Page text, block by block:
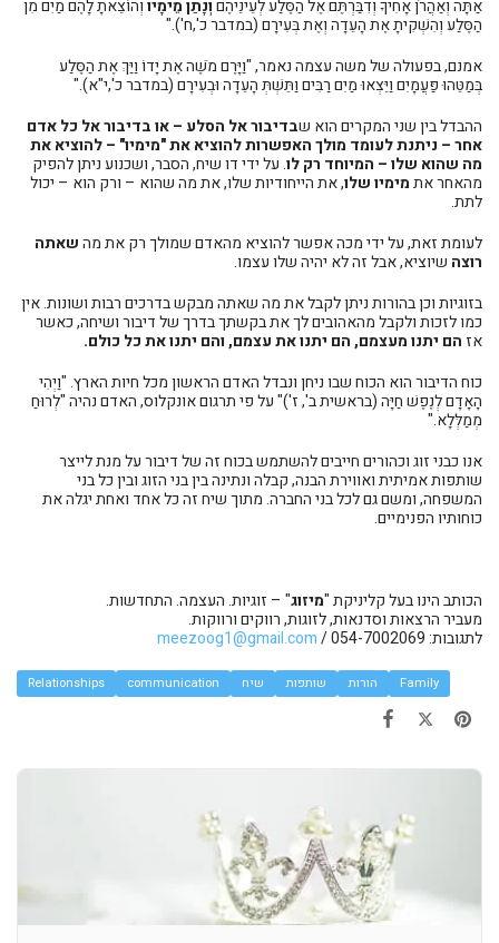
אַתָּה וְאַהֲרֹן אָחִיךָ וְדִבַּרְתֶּם אֶל הַסֶּלַע לְעֵינֵיהֶםוְנָתַן מֵימָיווְהוֹצֵאתָ לָהֶם מַיִם מִן
הַסֶּלַע וְהִשְׁקִיתָ אֶת הָעֵדָה וְאֶת בְּעִירָם (במדבר כ',ח')."
אמנם, בפעולה של משה עצמה נאמר, "וַיָּרֶם מֹשֶׁה אֶת יָדוֹ וַיַּךְ אֶת הַסֶּלַע
בְּמַטֵּהוּ פַּעֲמָיִם וַיֵּצְאוּ מַיִם רַבִּים וַתֵּשְׁתְּ הָעֵדָה וּבְעִירָם (במדבר כ',י"א)."
ההבדל בין שני המקרים הוא שבדיבור אל הסלע – או בדיבור אל כל אדם
אחר – ניתנת לעומד מולך האפשרות להוציא את "מימיו" –להוציא את
מה שהוא שלו – המיוחד רק לו. על ידי דו שיח, הסבר, ושכנוע ניתן להפיק
מהאחר אתמימיו שלו, את הייחודיות שלו, את מה שהוא – ורק הוא – יכול
לתת.
לעומת זאת, על ידי מכה אפשר להוציא מהאדם שמולך רק את מהשאתה
רוצה שיוציא, אבל זה לא יהיה שלו עצמו.
בזוגיות וכן בהורות ניתן לקבל את מה שאתה מבקש בדרכים רבות ושונות. אין
כמו לזכות ולקבל מהאהובים לך את בקשתך בדרך של דיבור ושיחה, כאשר
אז הם יתנו מעצמם, הם יתנו את עצמם, והם יתנו את כל כולם.
כוח הדיבור הוא הכוח שבו ניחן ונבדל האדם הראשון מכל חיות הארץ. "וַיְהִי
הָאָדָם לְנֶפֶשׁ חַיָּה (בראשית ב', ז')" על פי תרגום אונקלוס, האדם נהיה "לְרוּחַ
מְמַלְּלָא."
אנו כבני זוג וכהורים חייבים להשתמש בכוח זה של דיבור על מנת לייצר
שותפות אמיתית ואווירת הבנה, קבלה ונתינה בין בני הזוג ובין כל בני
המשפחה, ומשם גם לכל בני החברה. מתוך שיח זה כל אחד ואחת יגלה את
כוחותיו הפנימיים.
הכותב הינו בעל קליניקת "מיזוג" – זוגיות. העצמה. התחדשות.
מעביר הרצאות וסדנאות, לזוגות, רווקים ורווקות.
לתגובות: 054-7002069 /
meezoog1@gmail.com
Relationships communication שיח שותפות הורות Family